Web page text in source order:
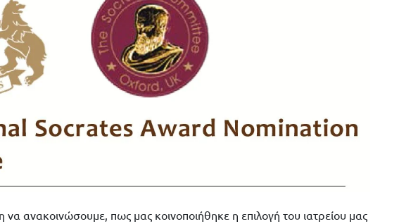
να ανακοινώσουμε, πως μας κοινοποιήθηκε η επιλογή του ιατρείου μας